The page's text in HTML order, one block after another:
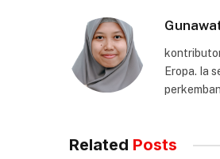
Eropa. Ia
Related Posts